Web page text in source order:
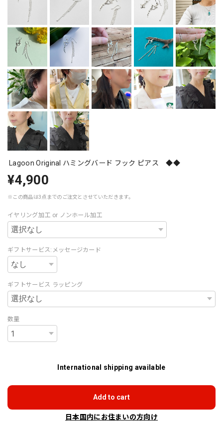
Lagoon Original ハミングバード フック ピアス ◆◆
¥4,900
※この商品は3点までのご注文とさせていただきます。
イヤリング加工 or ノンホール加工
ギフトサービス:メッセージカード
ギフトサービス ラッピング
数量
International shipping available
Add to cart
日本国内にお住まいの方向け